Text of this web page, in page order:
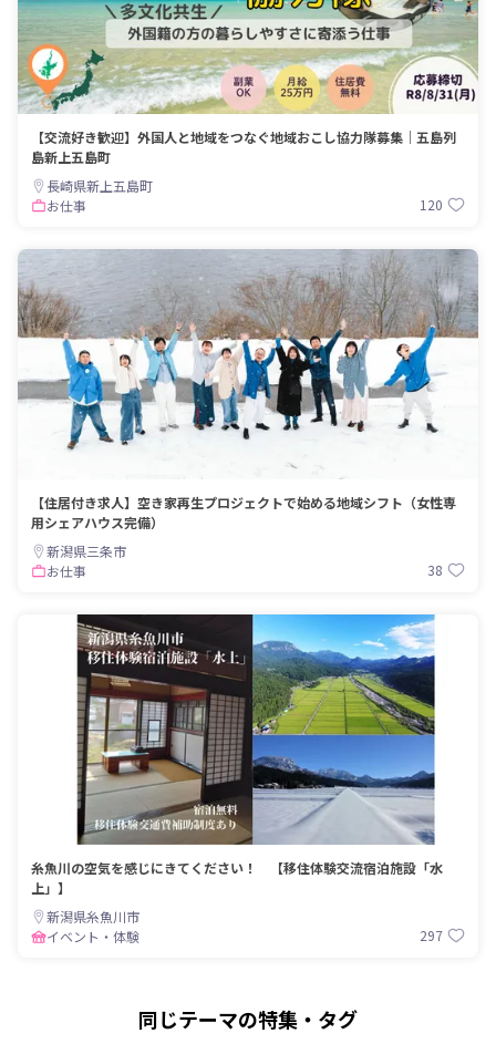
【交流好き歓迎】外国人と地域をつなぐ地域おこし協力隊募集｜五島列
島新上五島町
長崎県新上五島町
お仕事
120
【住居付き求人】空き家再生プロジェクトで始める地域シフト（女性専
用シェアハウス完備）
新潟県三条市
お仕事
38
糸魚川の空気を感じにきてください！ 【移住体験交流宿泊施設「水
上」】
新潟県糸魚川市
イベント・体験
297
同じテーマの特集・タグ